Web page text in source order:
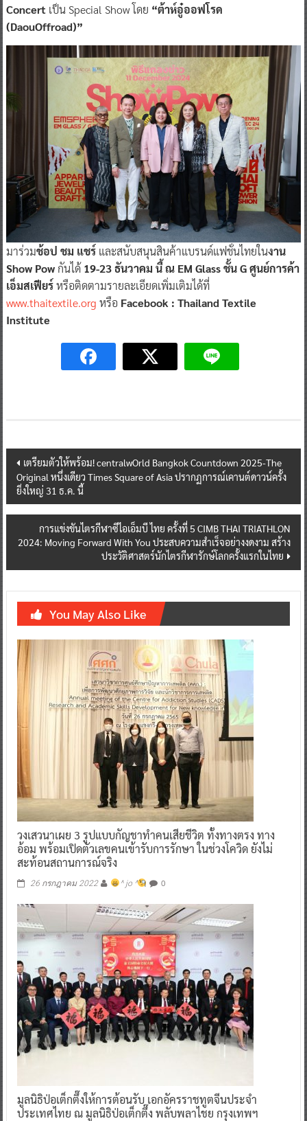
Concertเป็น Special Show โดย “ต้าห์อู๋ออฟโรด
(DaouOffroad)”
มาร่วมช้อป ชม แชร์และสนับสนุนสินค้าแบรนด์แฟชั่นไทยในงาน
Show Powกันได้ 19-23 ธันวาคม นี้ ณ EM Glass ชั้น G ศูนย์การค้า
เอ็มสเฟียร์หรือติดตามรายละเอียดเพิ่มเติมได้ที่
www.thaitextile.org หรือ Facebook : Thailand Textile
Institute
Post
navigation
เตรียมตัวให้พร้อม! centralwOrld Bangkok Countdown 2025-The
Original หนึ่งเดียว Times Square of Asia ปรากฏการณ์เคานต์ดาวน์ครั้ง
ยิ่งใหญ่ 31 ธ.ค. นี้
การแข่งขันไตรกีฬาซีไอเอ็มบี ไทย ครั้งที่ 5 CIMB THAI TRIATHLON
2024: Moving Forward With You ประสบความสำเร็จอย่างงดงาม สร้าง
ประวัติศาสตร์นักไตรกีฬารักษ์โลกครั้งแรกในไทย
You May Also Like
วงเสวนาเผย 3 รูปแบบกัญชาทำคนเสียชีวิต ทั้งทางตรง ทาง
อ้อม พร้อมเปิดตัวเลขคนเข้ารับการรักษา ในช่วงโควิด ยังไม่
สะท้อนสถานการณ์จริง
26 กรกฎาคม 2022 ^ jo ^ 0
มูลนิธิป่อเต็กตึ๊งให้การต้อนรับ เอกอัครราชทูตจีนประจำ
ประเทศไทย ณ มูลนิธิป่อเต็กตึ๊ง พลับพลาไชย กรุงเทพฯ